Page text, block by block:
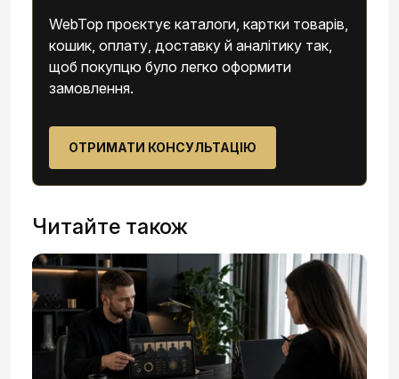
WebTop проєктує каталоги, картки товарів,
кошик, оплату, доставку й аналітику так,
щоб покупцю було легко оформити
замовлення.
ОТРИМАТИ КОНСУЛЬТАЦІЮ
Читайте також